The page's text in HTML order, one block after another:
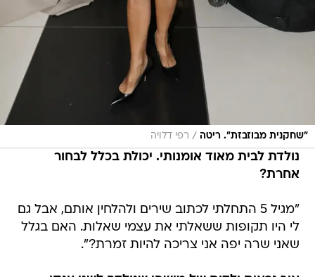
"שחקנית מבוזבזת". ריטה / רפי דלויה
נולדת לבית מאוד אומנותי. יכולת בכלל לבחור
אחרת?
"מגיל 5 התחלתי לכתוב שירים ולהלחין אותם, אבל גם
לי היו תקופות ששאלתי את עצמי שאלות. האם בגלל
שאני שרה יפה אני צריכה להיות זמרת?".